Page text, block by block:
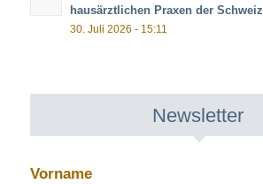
hausärztlichen Praxen der Schweiz
30. Juli 2026 - 15:11
Newsletter
Vorname